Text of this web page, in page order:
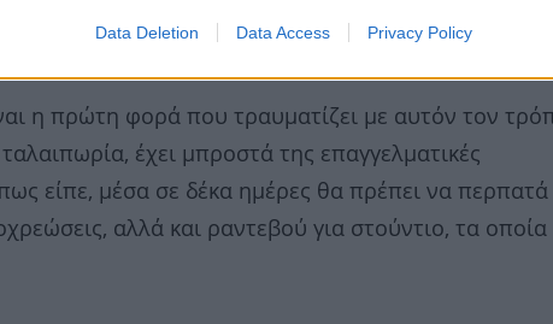
Data Deletion Data Access Privacy Policy
ότι απέμενε μόνο ένα, ενώ στην
να βρεθεί στο πάτωμα.
η πρώτη φορά που τραυματίζει με αυτόν τον
έχει μπροστά της επαγγελματικές
είπε, μέσα σε δέκα ημέρες θα πρέπει να περπατά
αλλά και ραντεβού για στούντιο, τα οποία